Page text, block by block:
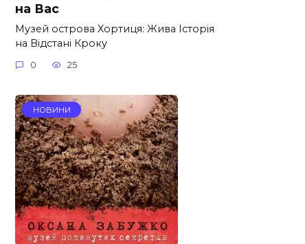
на Вас
Музей острова Хортиця: Жива Історія
на Відстані Кроку
0 25
НОВИНИ